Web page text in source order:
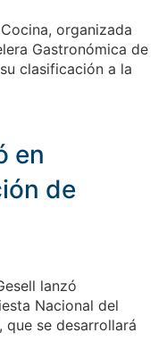
organizada
Gastronómica de
clasificación a la
en
de
lanzó
Nacional del
que se desarrollará